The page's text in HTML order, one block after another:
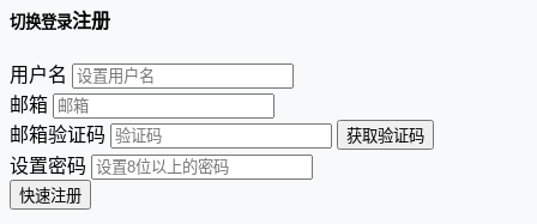
切换登录注册
用户名
邮箱
邮箱验证码
设置密码